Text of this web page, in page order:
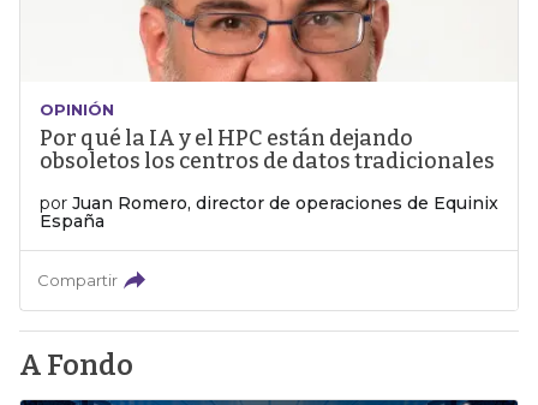
OPINIÓN
Por qué la IA y el HPC están dejando
obsoletos los centros de datos tradicionales
por Juan Romero, director de operaciones de Equinix
España
Compartir
A Fondo